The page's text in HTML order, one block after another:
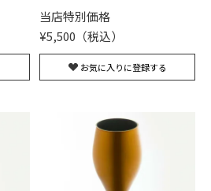
当店特別価格
¥5,500
お気に入りに登録する